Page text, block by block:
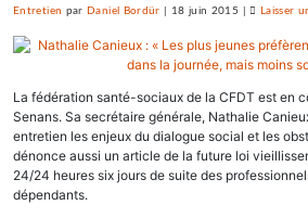
Entretien par Daniel Bordür 18 juin 2015 Laisser
La fédération santé-sociaux de la CFDT est en
Senans. Sa secrétaire générale, Nathalie
entretien les enjeux du dialogue social et les
dénonce aussi un article de la future loi
24/24 heures six jours de suite des
dépendants.